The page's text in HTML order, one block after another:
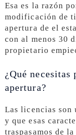
Esa es la razón
modificación de
apertura de el
con al menos 30
propietario
¿Qué
apertura?
Las licencias son
y que esas
traspasamos de